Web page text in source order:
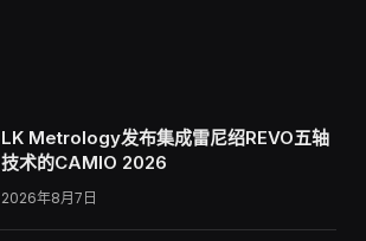
LK Metrology发布集成雷尼绍REVO五轴
技术的CAMIO 2026
2026年8月7日